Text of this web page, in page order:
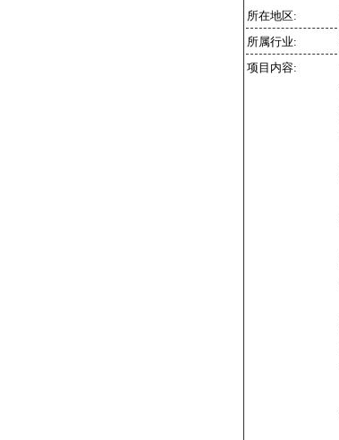
所在地区:
所属行业:
项目内容: